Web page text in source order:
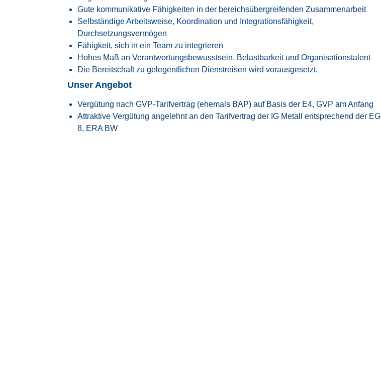
Gute kommunikative Fähigkeiten in der bereichsübergreifenden Zusammenarbeit
Selbständige Arbeitsweise, Koordination und Integrationsfähigkeit,
Durchsetzungsvermögen
Fähigkeit, sich in ein Team zu integrieren
Hohes Maß an Verantwortungsbewusstsein, Belastbarkeit und Organisationstalent
Die Bereitschaft zu gelegentlichen Dienstreisen wird vorausgesetzt.
Unser Angebot
Vergütung nach GVP-Tarifvertrag (ehemals BAP) auf Basis der E4, GVP am Anfang
Attraktive Vergütung angelehnt an denTarifvertrag der IG Metall
entsprechend der EG
8, ERA BW